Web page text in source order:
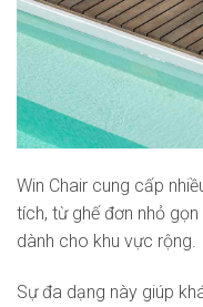
Win Chair cung cấp
tích, từ ghế đơn nhỏ
dành cho khu vực rộng.
Sự đa dạng này giúp